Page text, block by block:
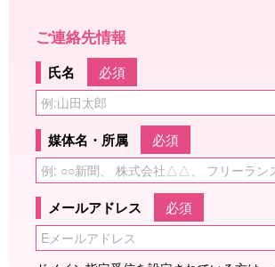
ご連絡先情報
氏名 必須
媒体名・所属 必須
メールアドレス 必須